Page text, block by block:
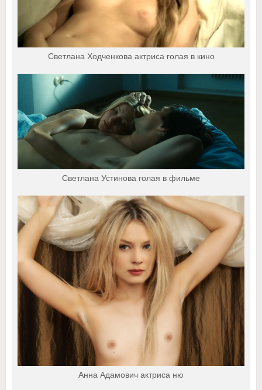
Светлана Ходченкова актриса голая в кино
Светлана Устинова голая в фильме
Анна Адамович актриса ню